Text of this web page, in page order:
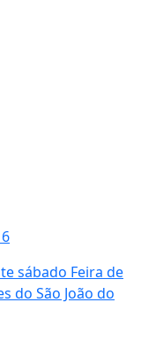
sábado Feira de
do São João do